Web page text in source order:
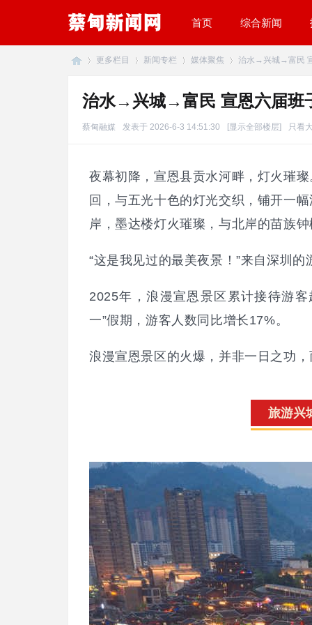
首页 综合新闻
更多栏目 新闻专栏 媒体聚焦 治水→兴城→富民
治水→兴城→富民 宣恩六届班
蔡甸融媒 发表于 2026-6-3 14:51:30 [显示全部楼层] 只看
夜幕初降，宣恩县贡水河畔，灯火璀
回，与五光十色的灯光交织，铺开一
岸，墨达楼灯火璀璨，与北岸的苗族
“这是我见过的最美夜景！”来自深圳的
2025年，浪漫宣恩景区累计接待游
一”假期，游客人数同比增长17%。
浪漫宣恩景区的火爆，并非一日之功
旅游兴